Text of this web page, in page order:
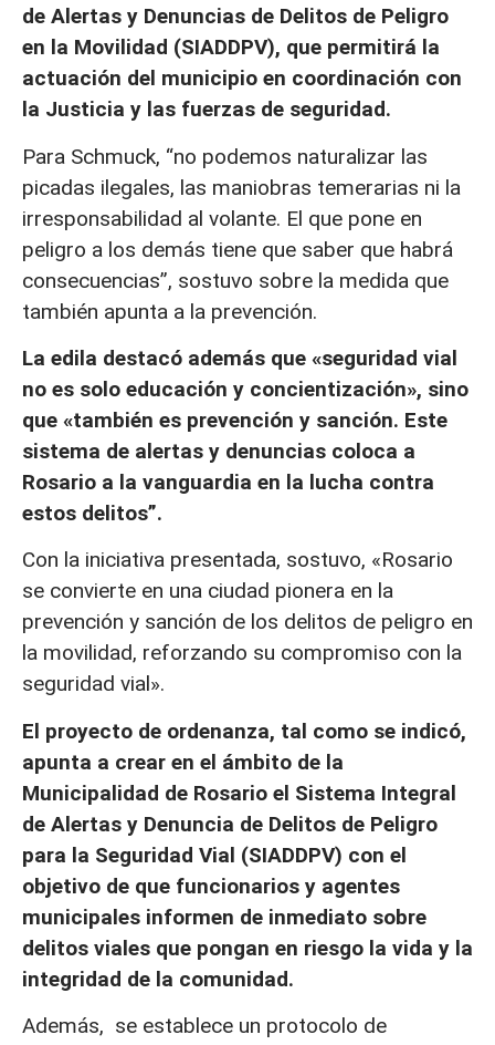
de Alertas y Denuncias de Delitos de Peligro
en la Movilidad (SIADDPV), que permitirá la
actuación del municipio en coordinación con
la Justicia y las fuerzas de seguridad.
Para Schmuck, “no podemos naturalizar las
picadas ilegales, las maniobras temerarias ni la
irresponsabilidad al volante. El que pone en
peligro a los demás tiene que saber que habrá
consecuencias”, sostuvo sobre la medida que
también apunta a la prevención.
La edila destacó además que «seguridad vial
no es solo educación y concientización», sino
que «también es prevención y sanción. Este
sistema de alertas y denuncias coloca a
Rosario a la vanguardia en la lucha contra
estos delitos”.
Con la iniciativa presentada, sostuvo, «Rosario
se convierte en una ciudad pionera en la
prevención y sanción de los delitos de peligro en
la movilidad, reforzando su compromiso con la
seguridad vial».
El proyecto de ordenanza, tal como se indicó,
apunta a crear en el ámbito de la
Municipalidad de Rosario el Sistema Integral
de Alertas y Denuncia de Delitos de Peligro
para la Seguridad Vial (SIADDPV) con el
objetivo de que funcionarios y agentes
municipales informen de inmediato sobre
delitos viales que pongan en riesgo la vida y la
integridad de la comunidad.
Además, se establece un protocolo de